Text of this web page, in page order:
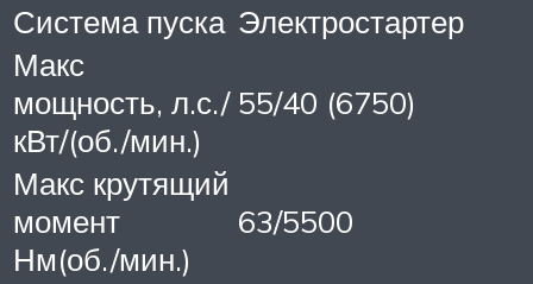
Система пуска Электростартер
Макс
мощность, л.с./
кВт/(об./мин.)
55/40 (6750)
Макс крутящий
момент
Нм(об./мин.)
63/5500